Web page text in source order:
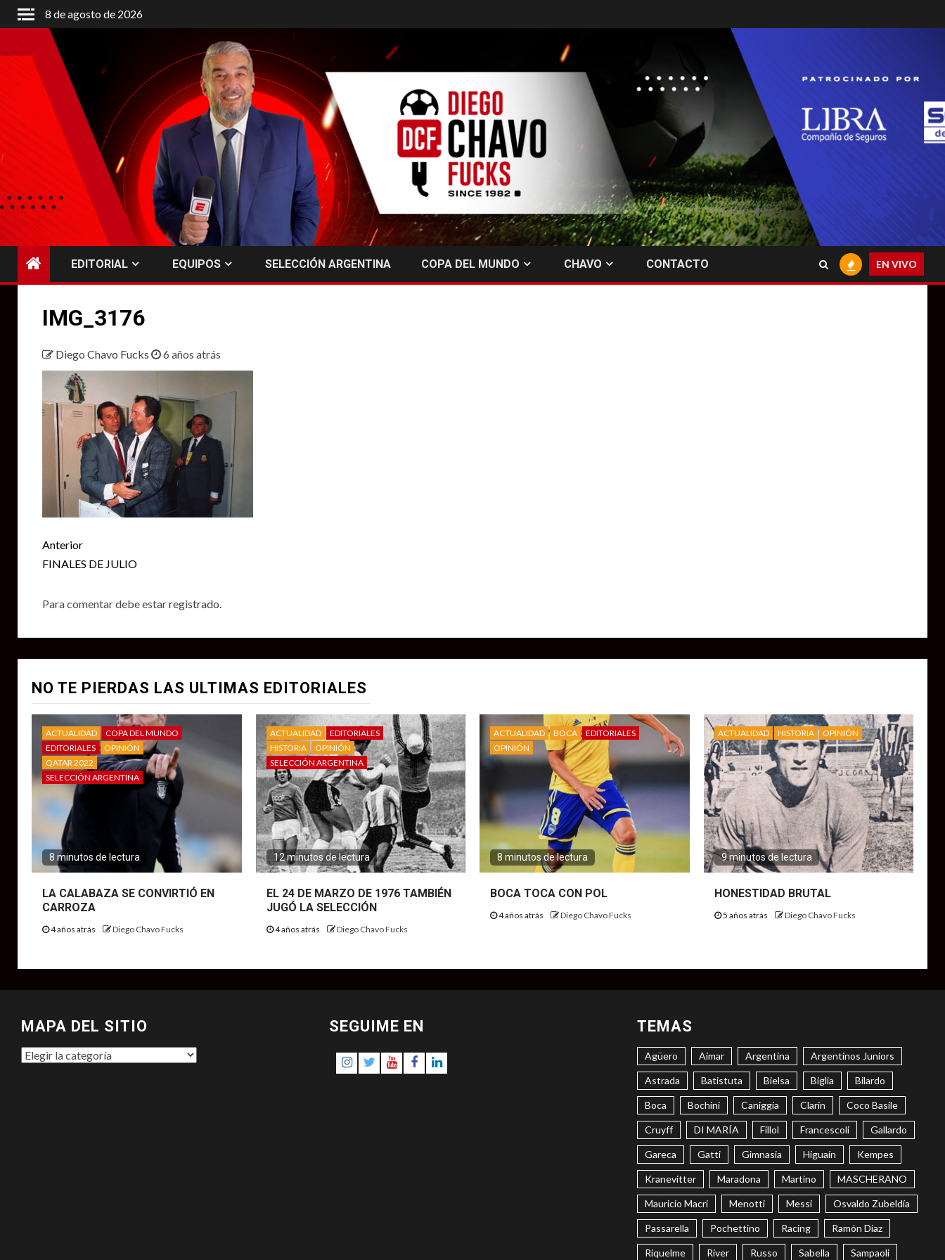
Saltar
al
8 de agosto de 2026
EDITORIAL EQUIPOS SELECCIÓN ARGENTINA COPA DEL MUNDO CHAVO CONTACTO EN VIVO
IMG_3176
Diego Chavo Fucks 6 años atrás
Seguir
leyendo
Anterior
FINALES DE JULIO
Para comentar debe estarregistrado.
NO TE PIERDAS LAS ULTIMAS EDITORIALES
ACTUALIDAD
COPA DEL MUNDO
EDITORIALES
OPINIÓN
QATAR 2022
SELECCIÓN ARGENTINA
8 minutos de lectura
LA CALABAZA SE CONVIRTIÓ EN
CARROZA
4 años atrás Diego Chavo Fucks
ACTUALIDAD
EDITORIALES
HISTORIA
OPINIÓN
SELECCIÓN ARGENTINA
12 minutos de lectura
EL 24 DE MARZO DE 1976 TAMBIÉN
JUGÓ LA SELECCIÓN
4 años atrás Diego Chavo Fucks
ACTUALIDAD BOCA
EDITORIALES
OPINIÓN
8 minutos de lectura
BOCA TOCA CON POL
4 años atrás Diego Chavo Fucks
ACTUALIDAD HISTORIA OPINIÓN
9 minutos de lectura
HONESTIDAD BRUTAL
5 años atrás Diego Chavo Fucks
MAPA DEL SITIO
MAPA
SEGUIME EN
Instagram
Twitter
Youtube
Facebook
LinkedIn
TEMAS
Agüero Aimar Argentina Argentinos Juniors
Astrada Batistuta Bielsa Biglia Bilardo
Boca Bochini Caniggia Clarín Coco Basile
Cruyff DI MARÍA Fillol Francescoli Gallardo
Gareca Gatti Gimnasia Higuaín Kempes
Kranevitter Maradona Martino MASCHERANO
Mauricio Macri Menotti Messi Osvaldo Zubeldía
Passarella Pochettino Racing Ramón Díaz
Riquelme River Russo Sabella Sampaoli